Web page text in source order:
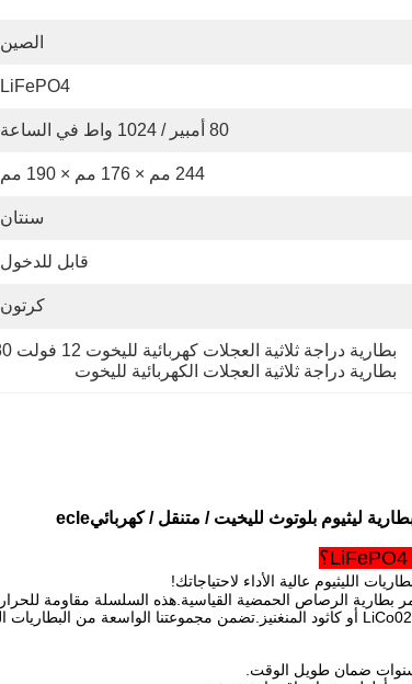
الصين
LiFePO4
80 أمبير / 1024 واط في الساعة
244 مم × 176 مم × 190 مم
سنتان
قابل للدخول
كرتون
بطارية دراجة ثلاثية العجلات كهربائية لليخوت 12 فولت 80 أمبير
بطارية دراجة ثلاثية العجلات الكهربائية لليخوت
ecle
الليثيوم عالية الأداء لاحتياجاتك!